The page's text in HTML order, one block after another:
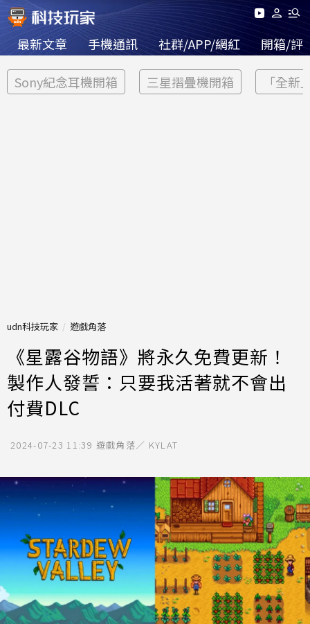
最新文章 手機通訊 社群/APP/網紅 開箱/評
Sony紀念耳機開箱 三星摺疊機開箱 「全新
udn科技玩家 遊戲角落
《星露谷物語》將永久免費更新！
製作人發誓：只要我活著就不會出
付費DLC
2024-07-23 11:39 遊戲角落／ KYLAT